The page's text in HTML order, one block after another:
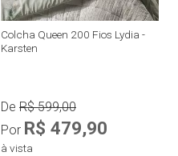
Colcha Queen 200 Fios Lydia -
Karsten
De R$ 599,00
Por R$ 479,90
à vista